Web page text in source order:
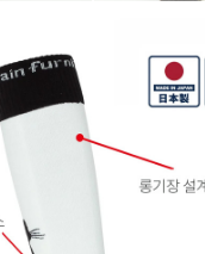
이코 라이프 하